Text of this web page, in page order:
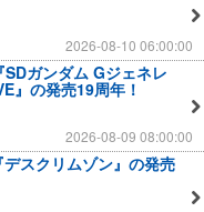
2026-08-10 06:00:00
SDガンダム Gジェネレ
』の発売19周年！
2026-08-09 08:00:00
デスクリムゾン』の発売